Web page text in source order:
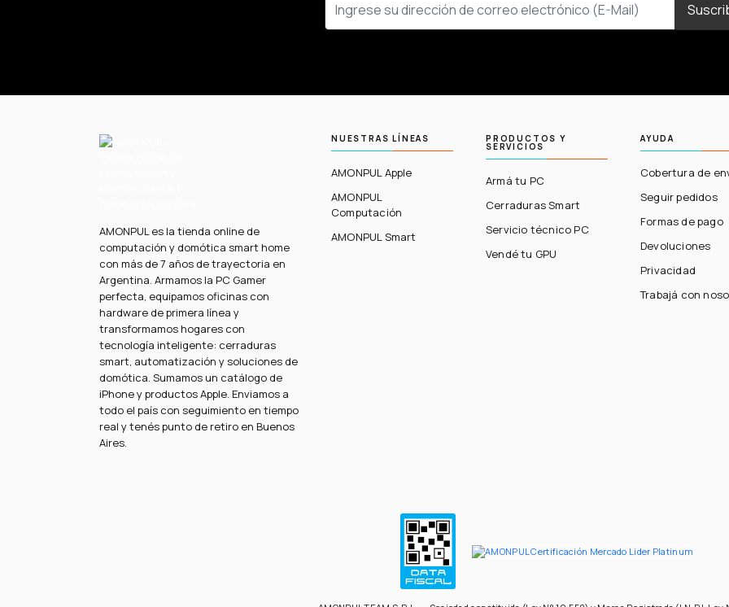
AMONPUL es la tienda online de
computación y domótica smart home
con más de 7 años de trayectoria en
Argentina. Armamos la PC Gamer
perfecta, equipamos oficinas con
hardware de primera línea y
transformamos hogares con
tecnología inteligente: cerraduras
smart, automatización y soluciones de
domótica. Sumamos un catálogo de
iPhone y productos Apple. Enviamos a
todo el país con seguimiento en tiempo
real y tenés punto de retiro en Buenos
Aires.
NUESTRAS LÍNEAS
AMONPUL Apple
AMONPUL
Computación
AMONPUL Smart
PRODUCTOS Y
SERVICIOS
Armá tu PC
Cerraduras Smart
Servicio técnico PC
Vendé tu GPU
AYUDA
Cobertura de
Seguir pedidos
Formas de pago
Devoluciones
Privacidad
Trabajá con